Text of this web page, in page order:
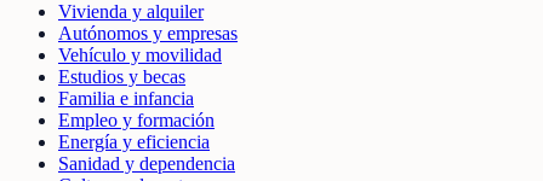
Vivienda y alquiler
Autónomos y empresas
Vehículo y movilidad
Estudios y becas
Familia e infancia
Empleo y formación
Energía y eficiencia
Sanidad y dependencia